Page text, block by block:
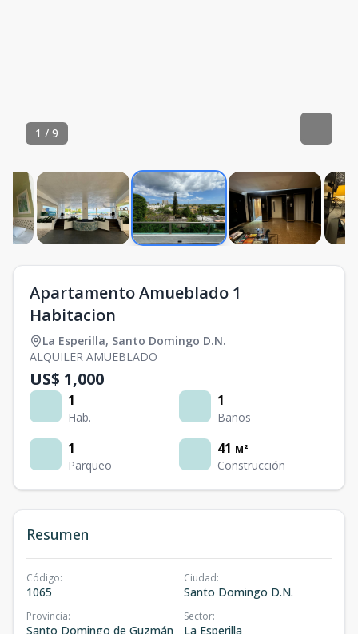
1 / 9
Apartamento Amueblado 1
Habitacion
La Esperilla, Santo Domingo D.N.
ALQUILER AMUEBLADO
US$ 1,000
1
Hab.
1
Baños
1
Parqueo
41 M²
Construcción
Resumen
Código:
1065
Ciudad:
Santo Domingo D.N.
Provincia:
Santo Domingo de Guzmán
Sector:
La Esperilla